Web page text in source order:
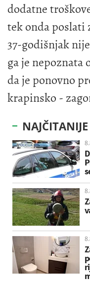
dodatne
tek onda poslati
37-godišnjak
ga je nepoznata
da je ponovno
krapinsko -
NAJČITANIJE